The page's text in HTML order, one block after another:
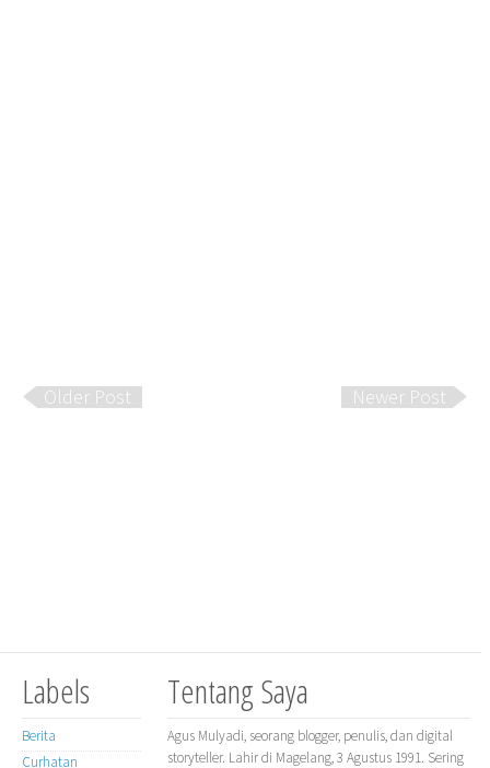
Newer Post
Older Post
Labels
Berita
Curhatan
Tentang Saya
Agus Mulyadi, seorang blogger, penulis, dan digital
storyteller. Lahir di Magelang, 3 Agustus 1991. Sering